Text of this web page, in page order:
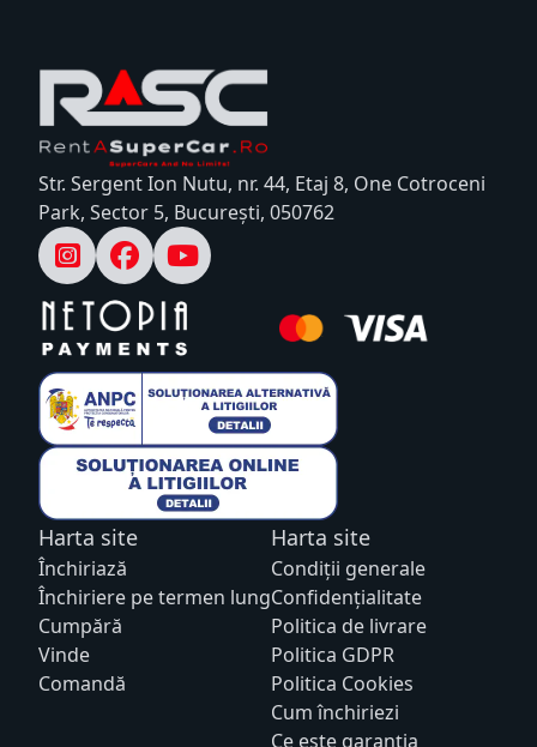
Str. Sergent Ion Nutu, nr. 44, Etaj 8, One Cotroceni
Park, Sector 5, București, 050762
Harta site
Închiriază
Închiriere pe termen lung
Cumpără
Vinde
Comandă
Harta site
Condiții generale
Confidențialitate
Politica de livrare
Politica GDPR
Politica Cookies
Cum închiriezi
Ce este garanția